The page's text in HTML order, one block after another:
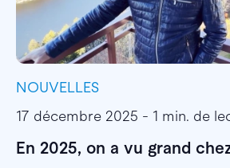
NOUVELLES
17 décembre 2025 - 1 min. de
En 2025, on a vu grand